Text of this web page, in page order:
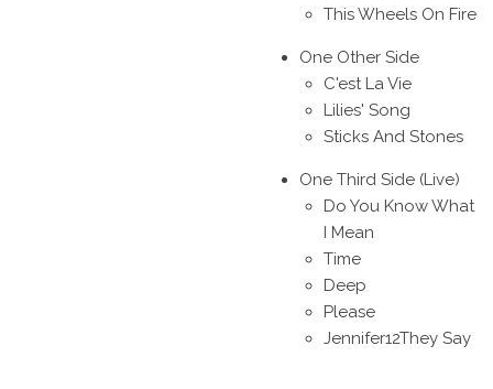
This Wheels On Fire
One Other Side
C'est La Vie
Lilies' Song
Sticks And Stones
One Third Side (Live)
Do You Know What
I Mean
Time
Deep
Please
Jennifer12They Say